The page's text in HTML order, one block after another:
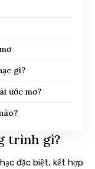
gì?
ước mơ?
trình gì?
đặc biệt, kết hợp